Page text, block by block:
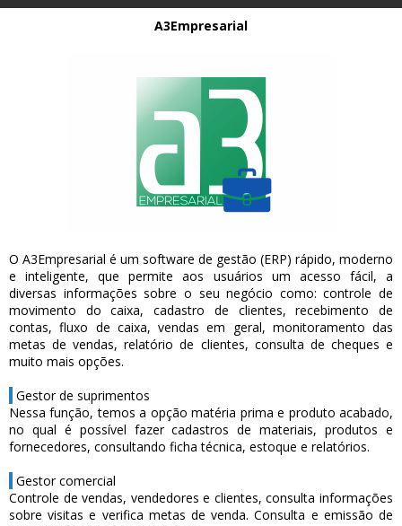
A3Empresarial
O A3Empresarial é um software de gestão (ERP) rápido, moderno
e inteligente, que permite aos usuários um acesso fácil, a
diversas informações sobre o seu negócio como: controle de
movimento do caixa, cadastro de clientes, recebimento de
contas, fluxo de caixa, vendas em geral, monitoramento das
metas de vendas, relatório de clientes, consulta de cheques e
muito mais opções.
Gestor de suprimentos
Nessa função, temos a opção matéria prima e produto acabado,
no qual é possível fazer cadastros de materiais, produtos e
fornecedores, consultando ficha técnica, estoque e relatórios.
Gestor comercial
Controle de vendas, vendedores e clientes, consulta informações
sobre visitas e verifica metas de venda. Consulta e emissão de